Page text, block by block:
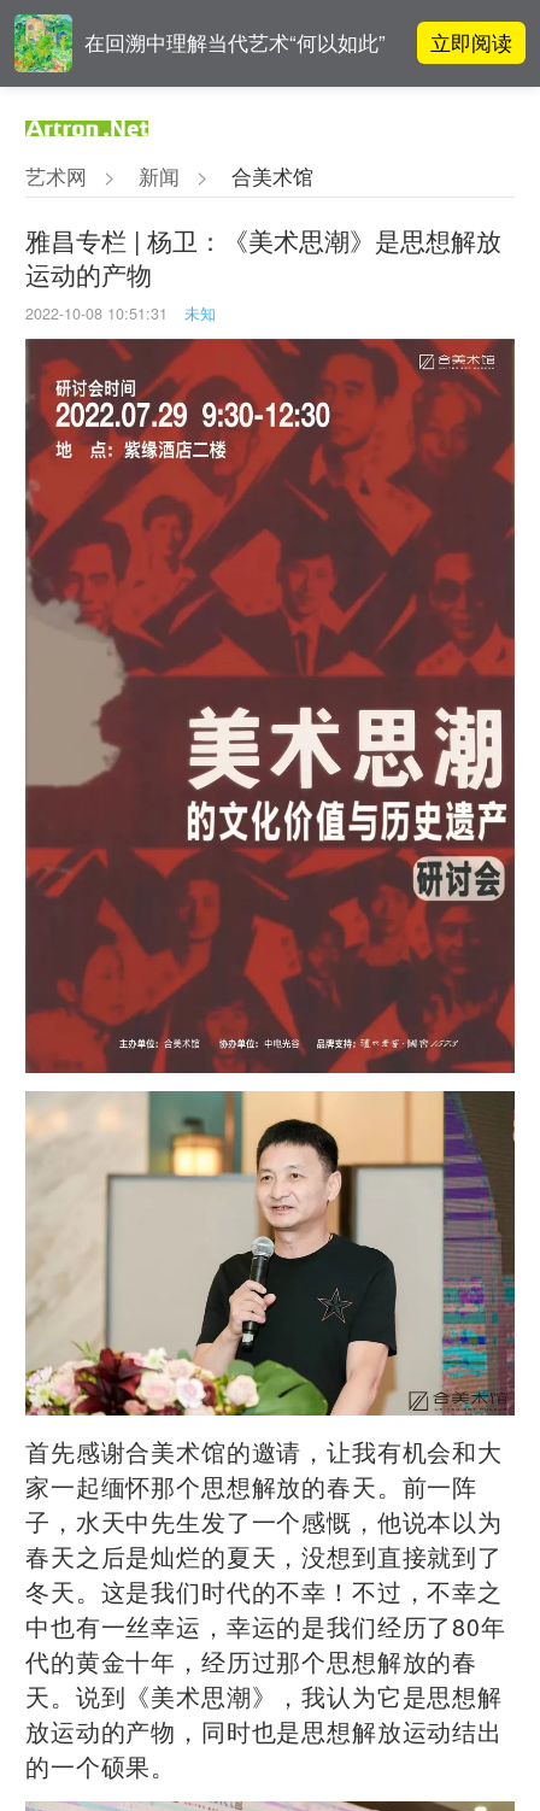
在回溯中理解当代艺术“何以如此” 立即阅读
影响力榜单
阿拉里奥画廊上海转型：为何要成
为策展式艺术商业综合体？
张瀚文：以物质媒介具象化精神世
界
艺术网 > 新闻 > 合美术馆
雅昌专栏 | 杨卫：《美术思潮》是思想解放
运动的产物
2022-10-08 10:51:31 未知
首先感谢合美术馆的邀请，让我有机会和大
家一起缅怀那个思想解放的春天。前一阵
子，水天中先生发了一个感慨，他说本以为
春天之后是灿烂的夏天，没想到直接就到了
冬天。这是我们时代的不幸！不过，不幸之
中也有一丝幸运，幸运的是我们经历了80年
代的黄金十年，经历过那个思想解放的春
天。说到《美术思潮》，我认为它是思想解
放运动的产物，同时也是思想解放运动结出
的一个硕果。